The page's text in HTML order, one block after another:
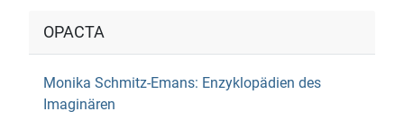
OPACTA
Monika Schmitz-Emans: Enzyklopädien des
Imaginären